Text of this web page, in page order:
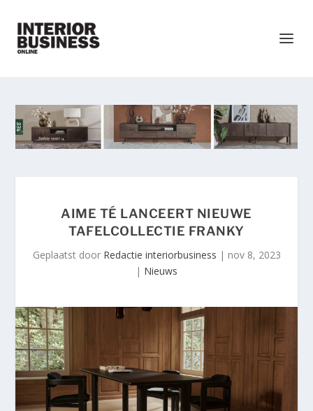
AIME TÉ LANCEERT NIEUWE
TAFELCOLLECTIE FRANKY
Geplaatst door Redactie interiorbusiness | nov 8, 2023
| Nieuws